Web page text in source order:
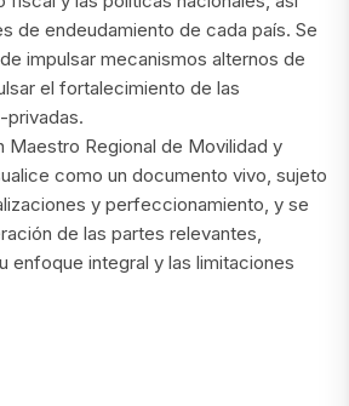
de endeudamiento de cada país. Se
impulsar mecanismos alternos de
el fortalecimiento de las
privadas.
Maestro Regional de Movilidad y
como un documento vivo, sujeto
y perfeccionamiento, y se
de las partes relevantes,
enfoque integral y las limitaciones